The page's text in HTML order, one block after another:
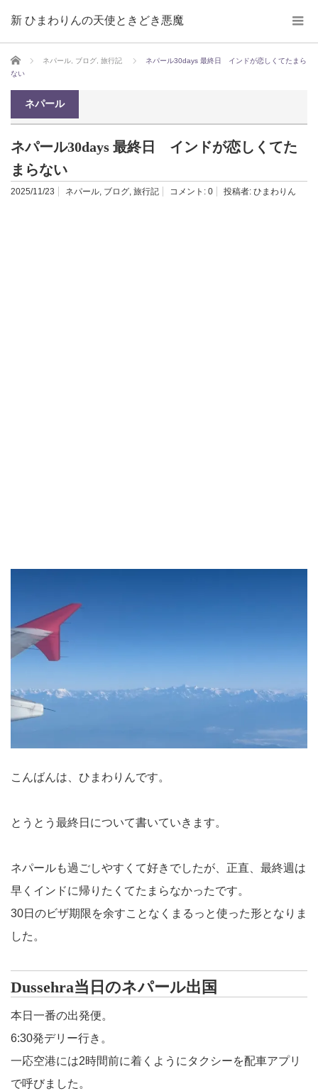
新 ひまわりんの天使ときどき悪魔
ホーム ネパール ブログ 旅行記
ネパール30days 最終日 インドが恋しくてたまら
ない
ネパール
ネパール30days 最終日 インドが恋しくてた
まらない
2025/11/23 ネパール, ブログ, 旅行記 コメント: 0 投稿者: ひまわりん
こんばんは、ひまわりんです。
とうとう最終日について書いていきます。
ネパールも過ごしやすくて好きでしたが、正直、最終週は
早くインドに帰りたくてたまらなかったです。
30日のビザ期限を余すことなくまるっと使った形となりま
した。
Dussehra当日のネパール出国
本日一番の出発便。
6:30発デリー行き。
一応空港には2時間前に着くようにタクシーを配車アプリ
で呼びました。